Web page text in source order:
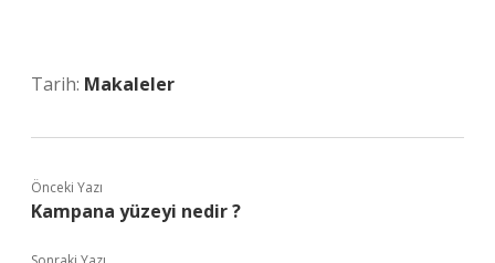
Tarih: Makaleler
Önceki Yazı
Kampana yüzeyi nedir ?